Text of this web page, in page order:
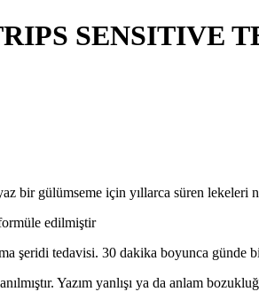
SENSITIVE
bir gülümseme için yıllarca süren lekeleri
edilmiştir
şeridi tedavisi. 30 dakika boyunca günde
Yazım yanlışı ya da anlam